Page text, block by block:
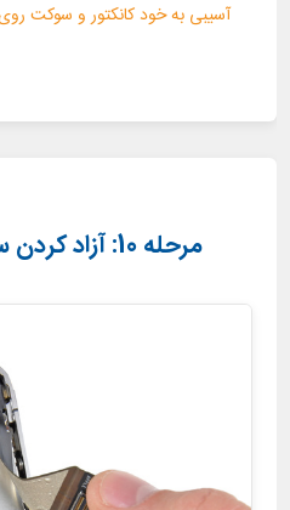
آسیبی به خود کانکتور و سوکت
مرحله 10: آزاد کردن سیم کانکتور باتری